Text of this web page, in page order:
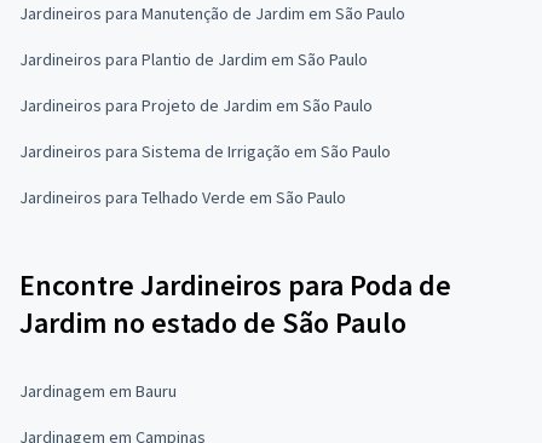
Jardineiros para Manutenção de Jardim em São Paulo
Jardineiros para Plantio de Jardim em São Paulo
Jardineiros para Projeto de Jardim em São Paulo
Jardineiros para Sistema de Irrigação em São Paulo
Jardineiros para Telhado Verde em São Paulo
Encontre Jardineiros para Poda de
Jardim no estado de São Paulo
Jardinagem em Bauru
Jardinagem em Campinas